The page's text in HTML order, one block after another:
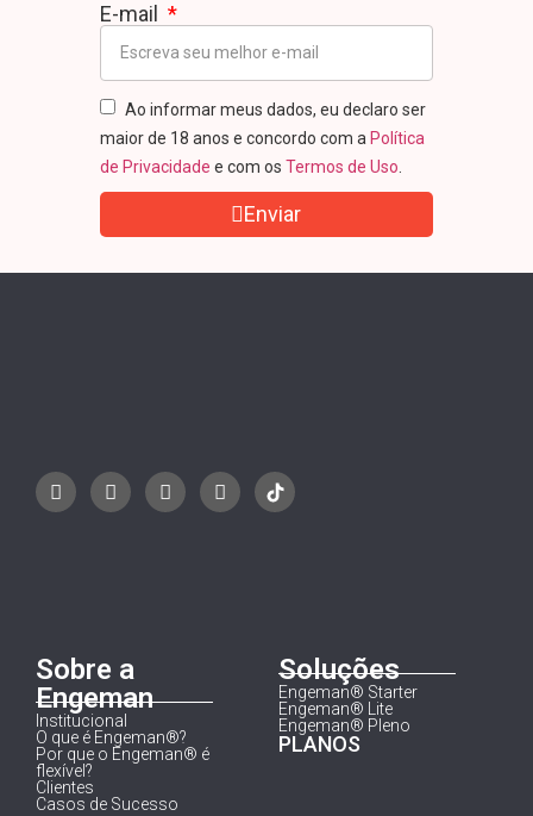
E-mail
Ao informar meus dados, eu declaro ser
maior de 18 anos e concordo com a Política
de Privacidade e com os Termos de Uso
Enviar
Sobre a
Engeman
Institucional
O que é Engeman®?
Por que o Engeman® é
flexível?
Clientes
Casos de Sucesso
Soluções
Engeman® Starter
Engeman® Lite
Engeman® Pleno
PLANOS